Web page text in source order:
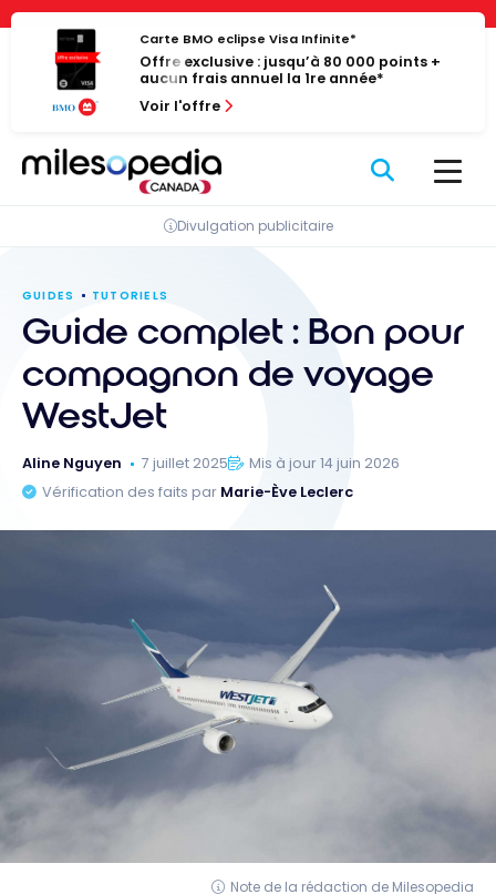
Panneau de gestion des cookies
Passer
contenu
Carte BMO eclipse Visa Infinite*
Offre exclusive : jusqu’à 80 000 points +
aucun frais annuel la 1re année*
Voir l'offre
Divulgation publicitaire
GUIDES TUTORIELS
Guide complet : Bon pour
compagnon de voyage
WestJet
Aline Nguyen 7 juillet 2025
Mis à jour 14 juin 2026
Vérification des faits par Marie-Ève Leclerc
Note de la rédaction de Milesopedia